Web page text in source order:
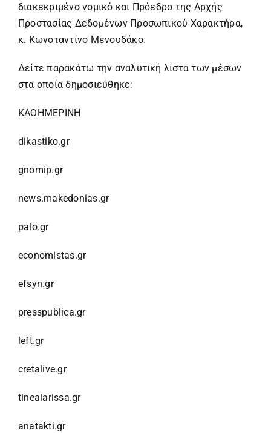
διακεκριμένο νομικό και Πρόεδρο της Αρχής
Προστασίας Δεδομένων Προσωπικού Χαρακτήρα,
κ. Κωνσταντίνο Μενουδάκο.
Δείτε παρακάτω την αναλυτική λίστα των μέσων
στα οποία δημοσιεύθηκε:
ΚΑΘΗΜΕΡΙΝΗ
dikastiko.gr
gnomip.gr
news.makedonias.gr
palo.gr
economistas.gr
efsyn.gr
presspublica.gr
left.gr
cretalive.gr
tinealarissa.gr
anatakti.gr